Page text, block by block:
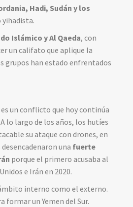
Hadi, Sudán y los
yihadista.
Islámico y Al Qaeda, con
un califato que aplique la
grupos han estado enfrentados
es un conflicto que hoy continúa
lo largo de los años, los hutíes
su ataque con drones, en
una fuerte
porque el primero acusaba al
e Irán en 2020.
interno como el externo.
formar un Yemen del Sur.